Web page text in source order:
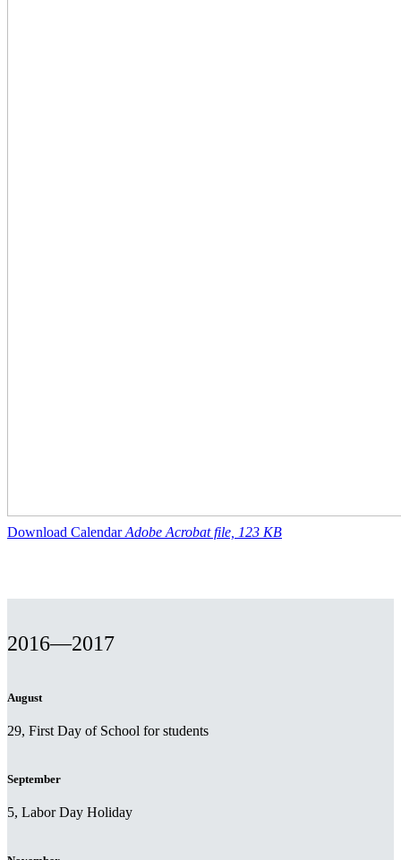
Download Calendar Adobe Acrobat file, 123 КB
2016—2017
August
29, First Day of School for students
September
5, Labor Day Holiday